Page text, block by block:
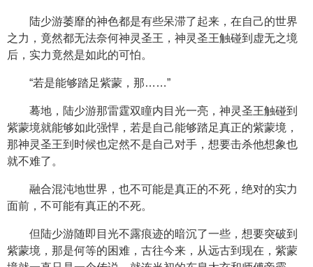
陆少游萎靡的神色都是有些呆滞了起来，在自己的世界
之力，竟然都无法奈何神灵圣王，神灵圣王触碰到虚无之境
后，实力竟然是如此的可怕。
“若是能够踏足紫蒙，那……”
蓦地，陆少游那雷霆双瞳内目光一亮，神灵圣王触碰到
紫蒙境就能够如此强悍，若是自己能够踏足真正的紫蒙境，
那神灵圣王到时候也定然不是自己对手，想要击杀他想象也
就不难了。
融合混沌地世界，也不可能是真正的不死，绝对的实力
面前，不可能有真正的不死。
但陆少游随即目光不露痕迹的暗沉了一些，想要突破到
紫蒙境，那是何等的困难，古往今来，从远古到现在，紫蒙